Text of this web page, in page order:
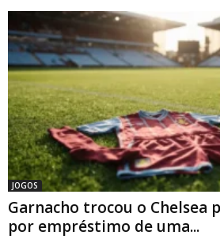
JOGOS
Garnacho trocou o Chelsea
por empréstimo de uma...